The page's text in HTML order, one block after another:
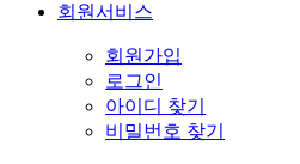
회원서비스
회원가입
로그인
아이디 찾기
비밀번호 찾기